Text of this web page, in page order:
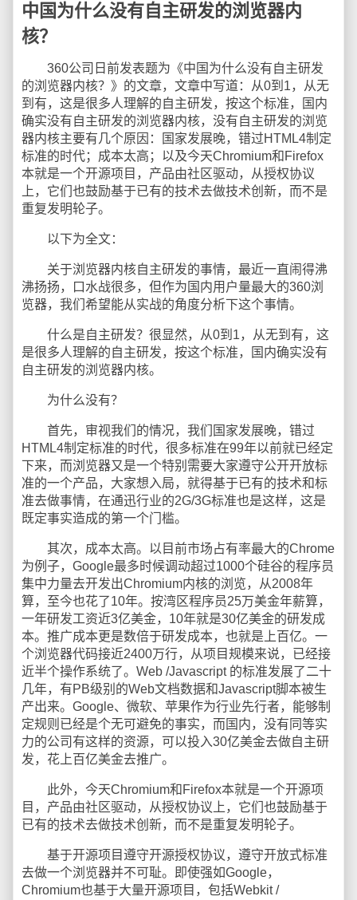
中国为什么没有自主研发的浏览器内
核？
360公司日前发表题为《中国为什么没有自主研发
的浏览器内核？》的文章，文章中写道：从0到1，从无
到有，这是很多人理解的自主研发，按这个标准，国内
确实没有自主研发的浏览器内核，没有自主研发的浏览
器内核主要有几个原因：国家发展晚，错过HTML4制定
标准的时代；成本太高；以及今天Chromium和Firefox
本就是一个开源项目，产品由社区驱动，从授权协议
上，它们也鼓励基于已有的技术去做技术创新，而不是
重复发明轮子。
以下为全文：
关于浏览器内核自主研发的事情，最近一直闹得沸
沸扬扬，口水战很多，但作为国内用户量最大的360浏
览器，我们希望能从实战的角度分析下这个事情。
什么是自主研发？很显然，从0到1，从无到有，这
是很多人理解的自主研发，按这个标准，国内确实没有
自主研发的浏览器内核。
为什么没有？
首先，审视我们的情况，我们国家发展晚，错过
HTML4制定标准的时代，很多标准在99年以前就已经定
下来，而浏览器又是一个特别需要大家遵守公开开放标
准的一个产品，大家想入局，就得基于已有的技术和标
准去做事情，在通迅行业的2G/3G标准也是这样，这是
既定事实造成的第一个门槛。
其次，成本太高。以目前市场占有率最大的Chrome
为例子，Google最多时候调动超过1000个硅谷的程序员
集中力量去开发出Chromium内核的浏览，从2008年
算，至今也花了10年。按湾区程序员25万美金年薪算，
一年研发工资近3亿美金，10年就是30亿美金的研发成
本。推广成本更是数倍于研发成本，也就是上百亿。一
个浏览器代码接近2400万行，从项目规模来说，已经接
近半个操作系统了。Web /Javascript 的标准发展了二十
几年，有PB级别的Web文档数据和Javascript脚本被生
产出来。Google、微软、苹果作为行业先行者，能够制
定规则已经是个无可避免的事实，而国内，没有同等实
力的公司有这样的资源，可以投入30亿美金去做自主研
发，花上百亿美金去推广。
此外，今天Chromium和Firefox本就是一个开源项
目，产品由社区驱动，从授权协议上，它们也鼓励基于
已有的技术去做技术创新，而不是重复发明轮子。
基于开源项目遵守开源授权协议，遵守开放式标准
去做一个浏览器并不可耻。即使强如Google，
Chromium也基于大量开源项目，包括Webkit /